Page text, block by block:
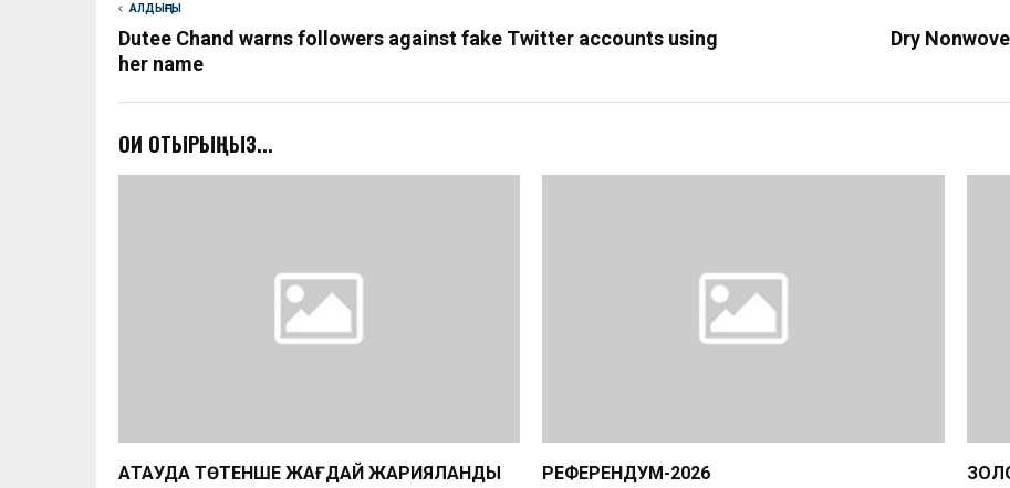
АЛДЫҢҒЫ
Dutee Chand warns followers against fake Twitter accounts using
her name
Dry
ОҚИ ОТЫРЫҢЫЗ...
АҚТАУДА ТӨТЕНШЕ ЖАҒДАЙ ЖАРИЯЛАНДЫ РЕФЕРЕНДУМ-2026